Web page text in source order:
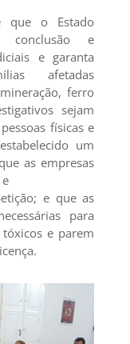
que o Estado
conclusão e
e garanta
afetadas
ferro
sejam
físicas e
um
as empresas
e que as
para
e parem